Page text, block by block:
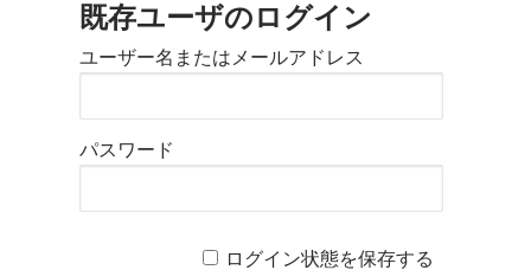
既存ユーザのログイン
ユーザー名またはメールアドレス
パスワード
ログイン状態を保存する